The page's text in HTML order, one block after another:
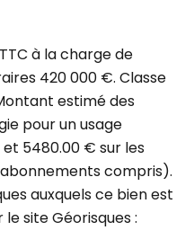
à la charge de
420 000 €. Classe
estimé des
pour un usage
5480.00 € sur les
compris).
auxquels ce bien est
site Géorisques :